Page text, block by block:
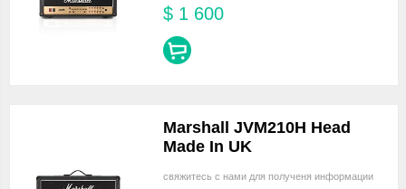
$ 1 600
Marshall JVM210H Head
Made In UK
свяжитесь с нами для полученя информации